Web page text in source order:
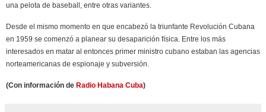
una pelota de baseball, entre otras variantes.
Desde el mismo momento en que encabezó la triunfante Revolución Cubana
en 1959 se comenzó a planear su desaparición física. Entre los más
interesados en matar al entonces primer ministro cubano estaban las agencias
norteamericanas de espionaje y subversión.
(Con información de Radio Habana Cuba)